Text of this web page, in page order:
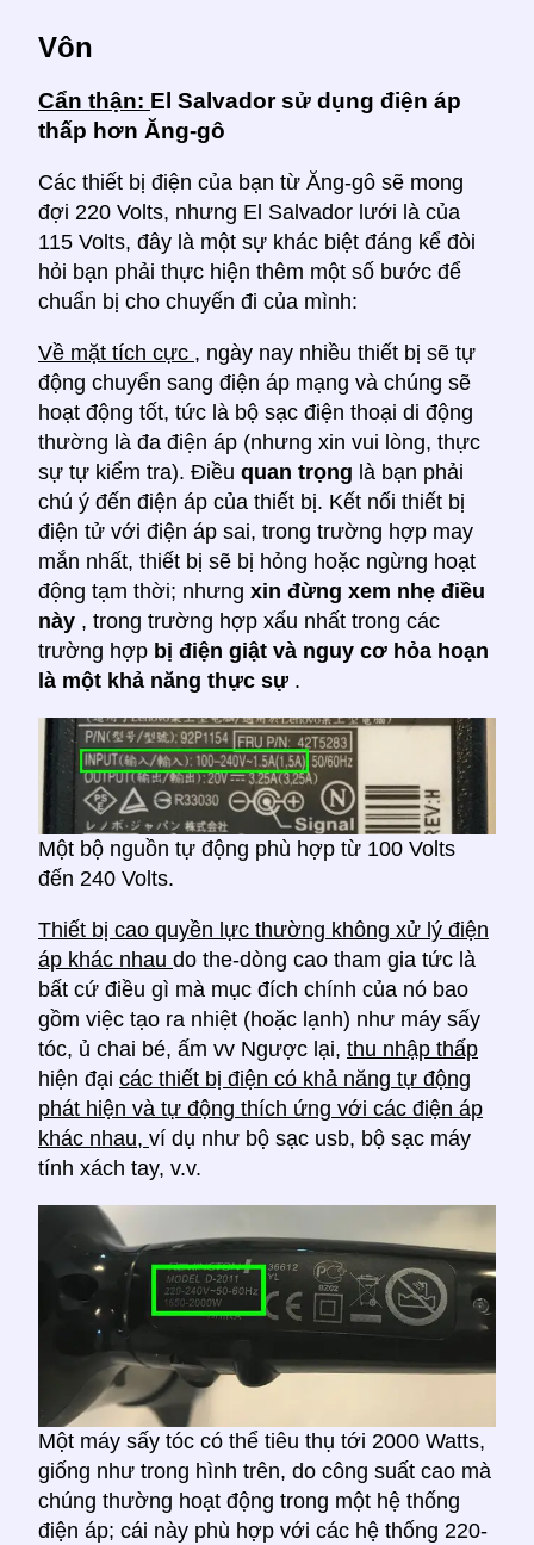
Vôn
Cẩn thận: El Salvador sử dụng điện áp
thấp hơn Ăng-gô
Các thiết bị điện của bạn từ Ăng-gô sẽ mong
đợi 220 Volts, nhưng El Salvador lưới là của
115 Volts, đây là một sự khác biệt đáng kể đòi
hỏi bạn phải thực hiện thêm một số bước để
chuẩn bị cho chuyến đi của mình:
Về mặt tích cực , ngày nay nhiều thiết bị sẽ tự
động chuyển sang điện áp mạng và chúng sẽ
hoạt động tốt, tức là bộ sạc điện thoại di động
thường là đa điện áp (nhưng xin vui lòng, thực
sự tự kiểm tra). Điều quan trọng là bạn phải
chú ý đến điện áp của thiết bị. Kết nối thiết bị
điện tử với điện áp sai, trong trường hợp may
mắn nhất, thiết bị sẽ bị hỏng hoặc ngừng hoạt
động tạm thời; nhưng xin đừng xem nhẹ điều
này , trong trường hợp xấu nhất trong các
trường hợp bị điện giật và nguy cơ hỏa hoạn
là một khả năng thực sự .
Một bộ nguồn tự động phù hợp từ 100 Volts
đến 240 Volts.
Thiết bị cao quyền lực thường không xử lý điện
áp khác nhau do the-dòng cao tham gia tức là
bất cứ điều gì mà mục đích chính của nó bao
gồm việc tạo ra nhiệt (hoặc lạnh) như máy sấy
tóc, ủ chai bé, ấm vv Ngược lại, thu nhập thấp
hiện đại các thiết bị điện có khả năng tự động
phát hiện và tự động thích ứng với các điện áp
khác nhau, ví dụ như bộ sạc usb, bộ sạc máy
tính xách tay, v.v.
Một máy sấy tóc có thể tiêu thụ tới 2000 Watts,
giống như trong hình trên, do công suất cao mà
chúng thường hoạt động trong một hệ thống
điện áp; cái này phù hợp với các hệ thống 220-